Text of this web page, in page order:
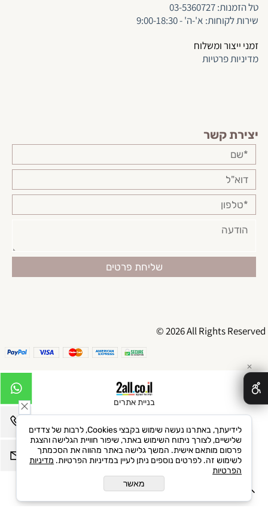
טל הזמנות:03-5360727
שירות לקוחות: א'-ה' - 9:00-18:30
זמני ייצור ומשלוח
מדיניות פרטיות
יצירת קשר
© 2026 All Rights Reserved
בניית אתרים
✕
לידיעתך, באתרנו נעשה שימוש בקבצי Cookies, לרבות של צדדים
שלישיים, לצורך ניתוח השימוש באתר, שיפור חוויית הגלישה והצגת
פרסום מותאם אישית. המשך גלישה באתר מהווה את הסכמתך
לשימוש זה. לפרטים נוספים ניתן לעיין במדיניות הפרטיות. מדיניות
הפרטיות
מאשר